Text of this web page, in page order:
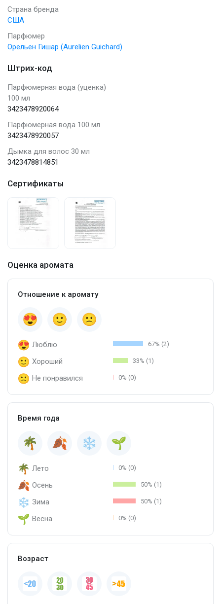
Страна бренда
США
Парфюмер
Орельен Гишар (Aurelien Guichard)
Штрих-код
Парфюмерная вода (уценка)
100 мл
3423478920064
Парфюмерная вода 100 мл
3423478920057
Дымка для волос 30 мл
3423478814851
Сертификаты
Оценка аромата
Отношение к аромату
Люблю 67% (2)
Хороший 33% (1)
Не понравился 0% (0)
Время года
Лето 0% (0)
Осень 50% (1)
Зима 50% (1)
Весна 0% (0)
Возраст